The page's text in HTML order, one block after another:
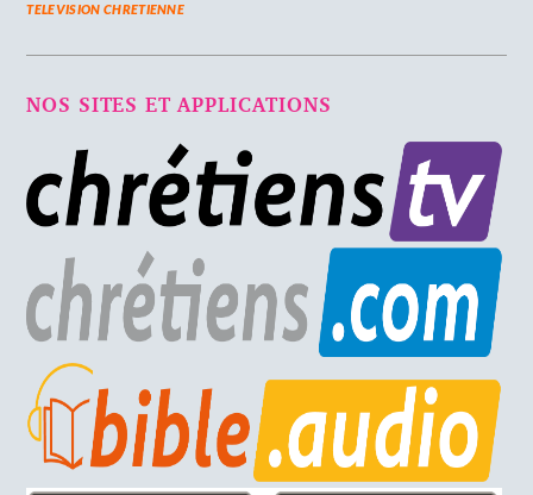
TELEVISION CHRETIENNE
NOS SITES ET APPLICATIONS